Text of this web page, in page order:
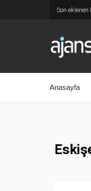
Son
Anasayfa